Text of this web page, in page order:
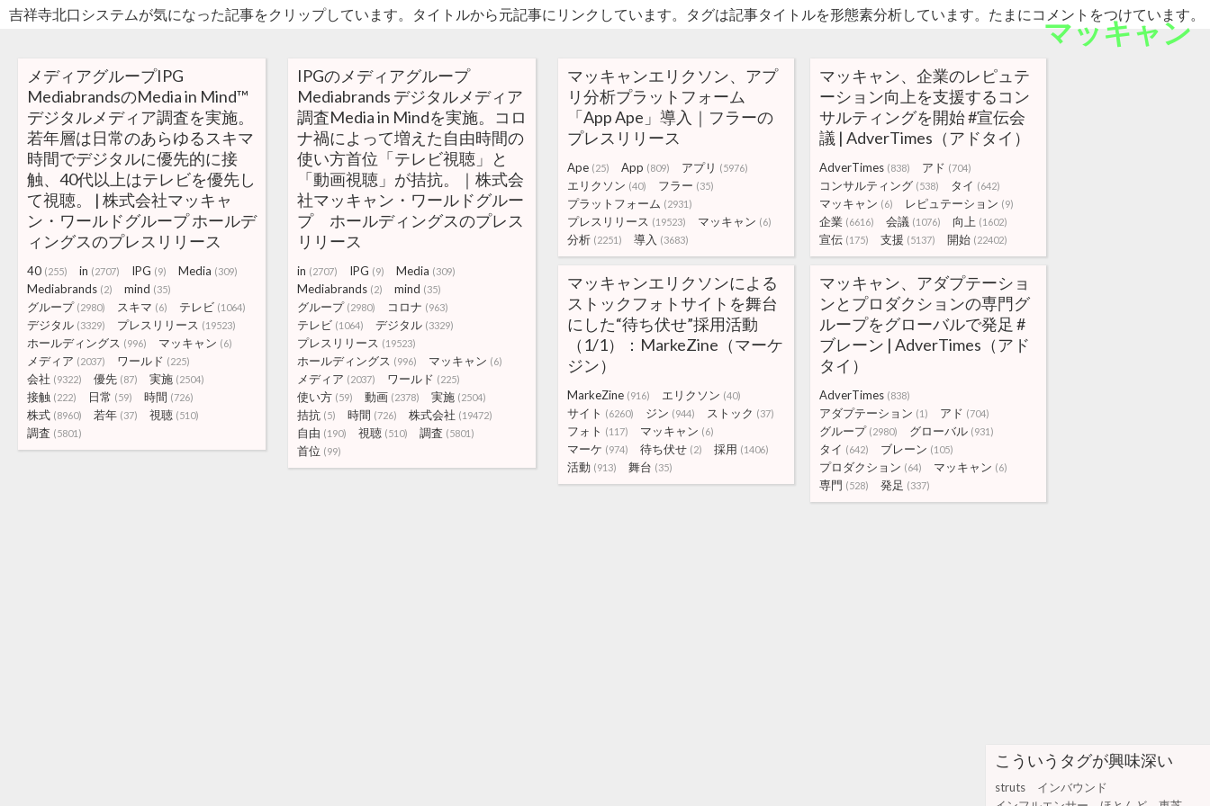
こういうタグが興味深い
struts
インバウンド
吉祥寺北口システムが気になった記事をクリップしています。タイトルから元記事にリンクしています。タグは記事タイトルを形態素分析しています。たまにコメントをつけています。
マッキャン
メディアグループIPG
MediabrandsのMedia in Mind™
デジタルメディア調査を実施。
若年層は日常のあらゆるスキマ
時間でデジタルに優先的に接
触、40代以上はテレビを優先し
て視聴。 | 株式会社マッキャ
ン・ワールドグループ ホールデ
ィングスのプレスリリース
40 (255) in (2707) IPG (9) Media (309)
Mediabrands (2) mind (35)
グループ (2980) スキマ (6) テレビ (1064)
デジタル (3329) プレスリリース (19523)
ホールディングス (996) マッキャン (6)
メディア (2037) ワールド (225)
会社 (9322) 優先 (87) 実施 (2504)
接触 (222) 日常 (59) 時間 (726)
株式 (8960) 若年 (37) 視聴 (510)
調査 (5801)
IPGのメディアグループ
Mediabrands デジタルメディア
調査Media in Mindを実施。コロ
ナ禍によって増えた自由時間の
使い方首位「テレビ視聴」と
「動画視聴」が拮抗。｜株式会
社マッキャン・ワールドグルー
プ ホールディングスのプレス
リリース
in (2707) IPG (9) Media (309)
Mediabrands (2) mind (35)
グループ (2980) コロナ (963)
テレビ (1064) デジタル (3329)
プレスリリース (19523)
ホールディングス (996) マッキャン (6)
メディア (2037) ワールド (225)
使い方 (59) 動画 (2378) 実施 (2504)
拮抗 (5) 時間 (726) 株式会社 (19472)
自由 (190) 視聴 (510) 調査 (5801)
首位 (99)
マッキャンエリクソン、アプ
リ分析プラットフォーム
「App Ape」導入｜フラーの
プレスリリース
Ape (25) App (809) アプリ (5976)
エリクソン (40) フラー (35)
プラットフォーム (2931)
プレスリリース (19523) マッキャン (6)
分析 (2251) 導入 (3683)
マッキャン、企業のレピュテ
ーション向上を支援するコン
サルティングを開始 #宣伝会
議 | AdverTimes（アドタイ）
AdverTimes (838) アド (704)
コンサルティング (538) タイ (642)
マッキャン (6) レピュテーション (9)
企業 (6616) 会議 (1076) 向上 (1602)
宣伝 (175) 支援 (5137) 開始 (22402)
マッキャンエリクソンによる
ストックフォトサイトを舞台
にした“待ち伏せ”採用活動
（1/1）：MarkeZine（マーケ
ジン）
MarkeZine (916) エリクソン (40)
サイト (6260) ジン (944) ストック (37)
フォト (117) マッキャン (6)
マーケ (974) 待ち伏せ (2) 採用 (1406)
活動 (913) 舞台 (35)
マッキャン、アダプテーショ
ンとプロダクションの専門グ
ループをグローバルで発足 #
ブレーン | AdverTimes（アド
タイ）
AdverTimes (838)
アダプテーション (1) アド (704)
グループ (2980) グローバル (931)
タイ (642) ブレーン (105)
プロダクション (64) マッキャン (6)
専門 (528) 発足 (337)